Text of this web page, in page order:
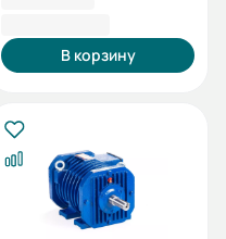
В корзину